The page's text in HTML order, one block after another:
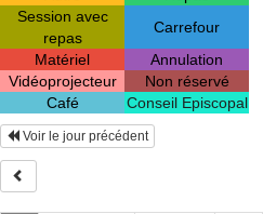
Session avec
repas
Carrefour
Matériel
Annulation
Vidéoprojecteur
Non réservé
Café
Conseil Episcopal
Voir le jour précédent